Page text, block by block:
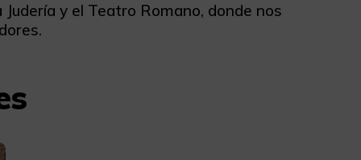
y el Teatro Romano, donde nos